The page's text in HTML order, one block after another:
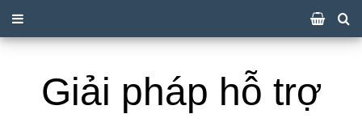
Giải pháp hỗ trợ